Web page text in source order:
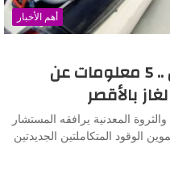
أهم الأخبار
بعد افتتاحهما وزير البترول .. 5 معلومات عن
بالأقصر
المعدنية يرافقه المستشار
المتكاملتين الجديدتين